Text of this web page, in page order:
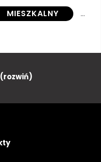
MIESZKALNY
POGODA
POKRYTE
(rozwiń)